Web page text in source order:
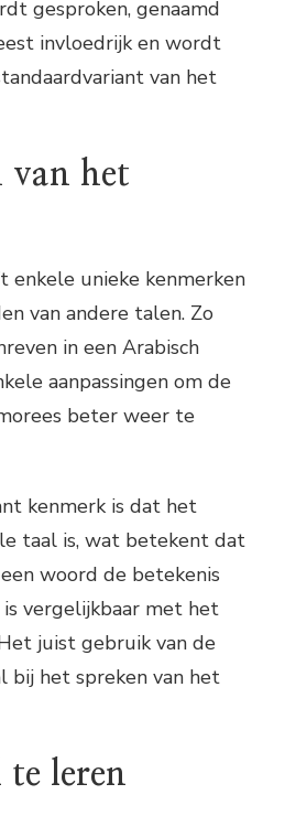
gesproken, genaamd
invloedrijk en wordt
van het
van het
enkele unieke kenmerken
van andere talen. Zo
in een Arabisch
aanpassingen om de
beter weer te
kenmerk is dat het
taal is, wat betekent dat
woord de betekenis
is vergelijkbaar met het
juist gebruik van de
bij het spreken van het
te leren